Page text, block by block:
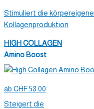
Stimuliert die körpereigene
Kollagenproduktion
HIGH COLLAGEN
Amino Boost
ab CHF 58.00
Steigert die